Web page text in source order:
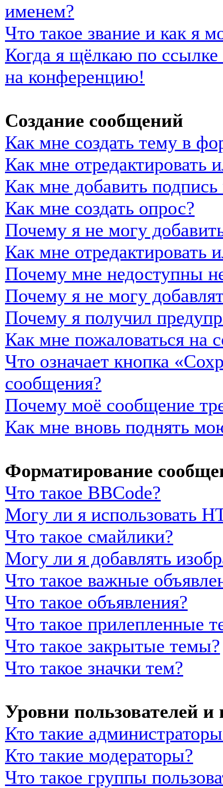
именем?
Что такое звание и как я
Когда я щёлкаю по
на конференцию!
Создание сообщений
Как мне создать тему в
Как мне отредактировать
Как мне добавить
Как мне создать опрос?
Почему я не могу
Как мне отредактировать
Почему мне недоступны
Почему я не могу
Почему я получил
Как мне пожаловаться на
Что означает кнопка
сообщения?
Почему моё сообщение
Как мне вновь поднять
Форматирование
Что такое BBCode?
Могу ли я использовать
Что такое смайлики?
Могу ли я добавлять
Что такое важные
Что такое объявления?
Что такое прилепленные
Что такое закрытые темы?
Что такое значки тем?
Уровни пользователей
Кто такие
Кто такие модераторы?
Что такое группы